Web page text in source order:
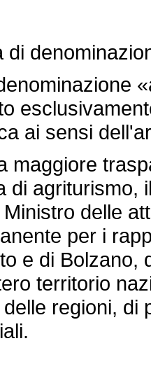
di
ai sensi
di agriturismo,
delle
per i
e di
territorio
regioni, di